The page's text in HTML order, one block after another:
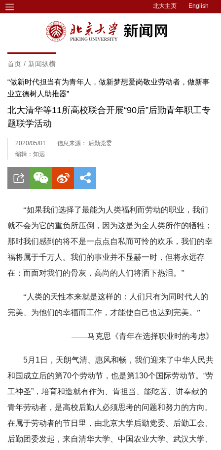
北大主页 English
首页 / 新闻纵横
“做新时代担当有为青年人，做新梦想爱岗敬业劳动者，做新事
业立德树人助推器”
北大清华等11所高校联合开展“90后”后勤青年职工专
题联学活动
2020/05/01
信息来源： 后勤党委
编辑：知远
“如果我们选择了最能为人类福利而劳动的职业，我们
就不会为它的重负所压倒，因为这是为全人类所作的牺牲；
那时我们感到的将不是一点点自私而可怜的欢乐，我们的幸
福将属于千万人。我们的事业并不显赫一时，但将永远存
在；而面对我们的骨灰，高尚的人们将洒下热泪。”
“人类的天性本来就是这样的：人们只有为同时代人的
完美、为他们的幸福而工作，才能使自己也达到完美。”
——马克思《青年在选择职业时的考虑》
5月1日，天朗气清、惠风和畅，我们迎来了中华人民共
和国成立后的第70个劳动节，也是第130个国际劳动节。“劳
工神圣”，培育和造就有作为、肯担当、能吃苦、讲奉献的
青年劳动者，是高校后勤人必须思考的问题和努力的方向。
在属于劳动者的节日里，由北京大学后勤党委、后勤工会、
后勤团委发起，来自清华大学、中国农业大学、武汉大学、